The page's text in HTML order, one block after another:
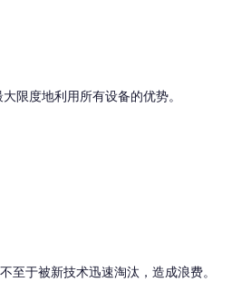
限度地利用所有设备的优势。
于被新技术迅速淘汰，造成浪费。